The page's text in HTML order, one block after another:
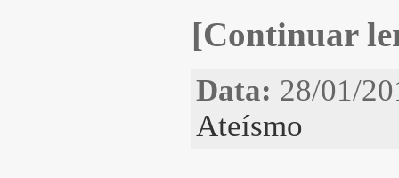
[Continuar
Data: 28/01/
Ateísmo